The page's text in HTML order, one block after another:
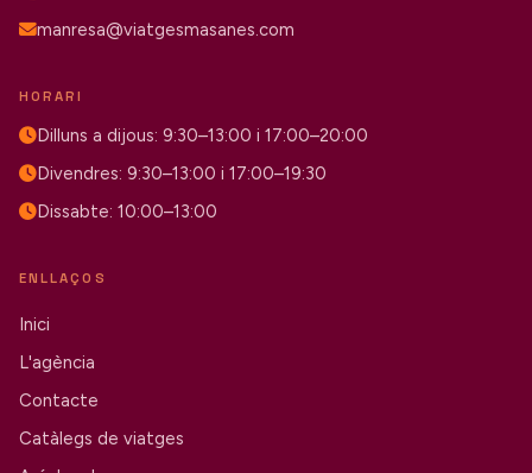
manresa@viatgesmasanes.com
HORARI
Dilluns a dijous: 9:30–13:00 i 17:00–20:00
Divendres: 9:30–13:00 i 17:00–19:30
Dissabte: 10:00–13:00
ENLLAÇOS
Inici
L'agència
Contacte
Catàlegs de viatges